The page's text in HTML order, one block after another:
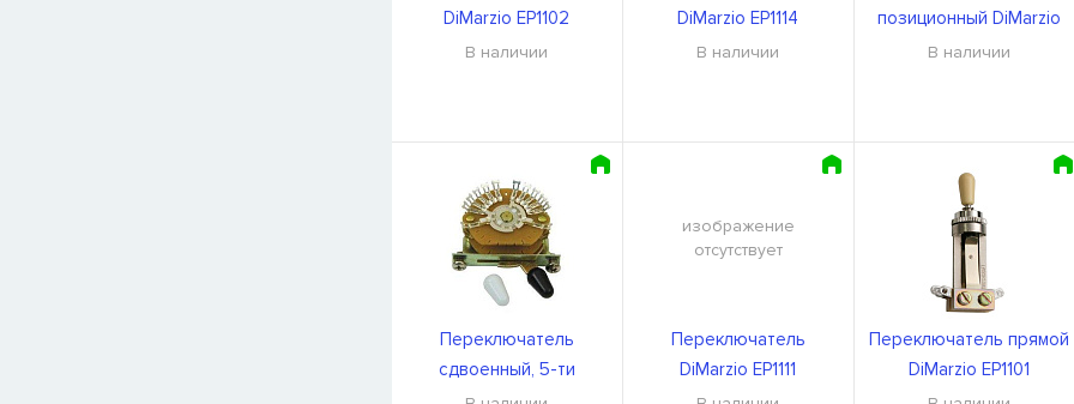
DiMarzio EP1102
В наличии
DiMarzio EP1114
В наличии
позиционный DiMarzio
EP1104
В наличии
Переключатель
сдвоенный, 5-ти
позиционный DiMarzio
изображение
отсутствует
Переключатель
DiMarzio EP1111
Переключатель прямой
DiMarzio EP1101